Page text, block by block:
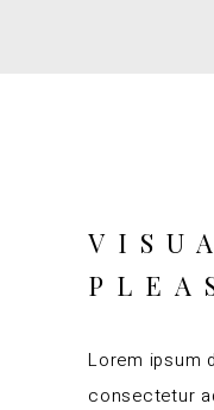
Lorem ipsum
consectetur